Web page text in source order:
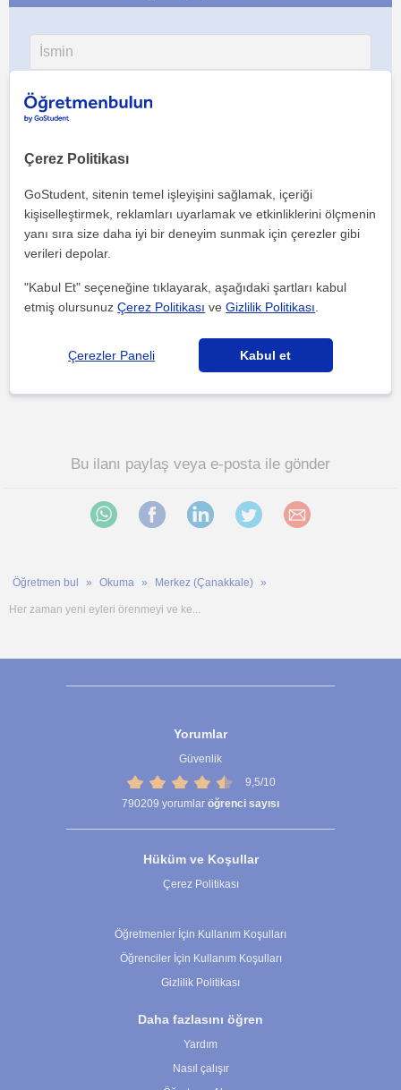
Her iki düğmeye tıklayarak,şartlar ve koşullarımızıile gizlilik
politikamızı
kabul etmiş olursunuz
Bu ilanı paylaş veya e-posta ile gönder
Öğretmen bul Okuma Merkez (Çanakkale)
Her zaman yeni eyleri örenmeyi ve ke...
Yorumlar
Güvenlik
9,5/10
790209 yorumlar öğrenci sayısı
Hüküm ve Koşullar
Çerez Politikası
Öğretmenler İçin Kullanım Koşulları
Öğrenciler İçin Kullanım Koşulları
Gizlilik Politikası
Daha fazlasını öğren
Yardım
Nasıl çalışır
Çerez Politikası
GoStudent, sitenin temel işleyişini sağlamak, içeriği
kişiselleştirmek, reklamları uyarlamak ve etkinliklerini ölçmenin
yanı sıra size daha iyi bir deneyim sunmak için çerezler gibi
verileri depolar.
"Kabul Et" seçeneğine tıklayarak, aşağıdaki şartları kabul
etmiş olursunuzÇerez Politikası veGizlilik Politikası
Çerezler Paneli Kabul et